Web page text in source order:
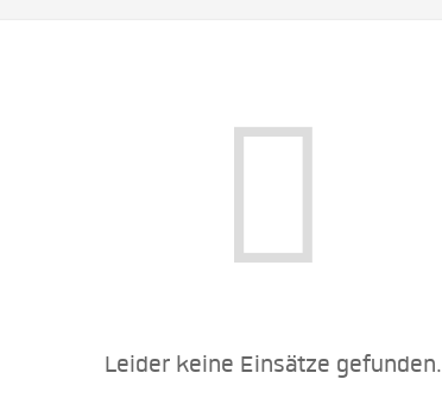
Leider keine Einsätze gefunden.